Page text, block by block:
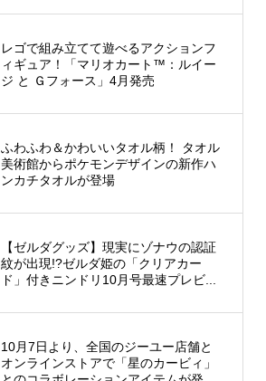
レゴで組み立てて遊べるアクションフ
ィギュア！「マリオカート™：ルイー
ジ と Ｇフォース」4月発売
ふわふわ＆かわいいタオル柄！ タオル
美術館からポケモンデザインの新作ハ
ンカチタオルが登場
【ゼルダグッズ】現実にゾナウの認証
紋が出現!?ゼルダ姫の「クリアカー
ド」付きニンドリ10月号最速プレビ...
10月7日より、全国のジーユー店舗と
オンラインストアで「星のカービィ」